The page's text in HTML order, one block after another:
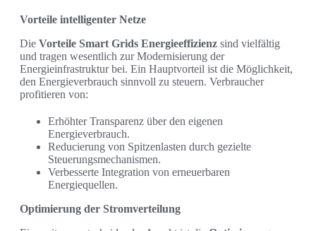
Vorteile intelligenter Netze
Die Vorteile Smart Grids Energieeffizienz sind vielfältig
und tragen wesentlich zur Modernisierung der
Energieinfrastruktur bei. Ein Hauptvorteil ist die Möglichkeit,
den Energieverbrauch sinnvoll zu steuern. Verbraucher
profitieren von:
Erhöhter Transparenz über den eigenen
Energieverbrauch.
Reducierung von Spitzenlasten durch gezielte
Steuerungsmechanismen.
Verbesserte Integration von erneuerbaren
Energiequellen.
Optimierung der Stromverteilung